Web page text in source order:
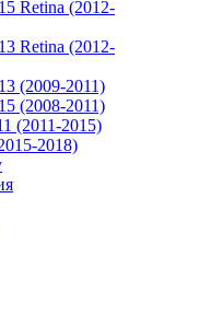
Retina (2012-
Retina (2012-
(2009-2011)
(2008-2011)
(2011-2015)
2018)